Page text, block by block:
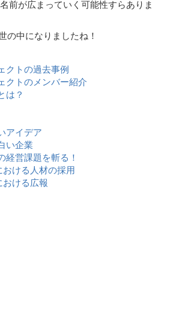
前が広まっていく可能性すらありま
の中になりましたね！
クトの過去事例
クトのメンバー紹介
は？
アイデア
い企業
経営課題を斬る！
おける人材の採用
おける広報